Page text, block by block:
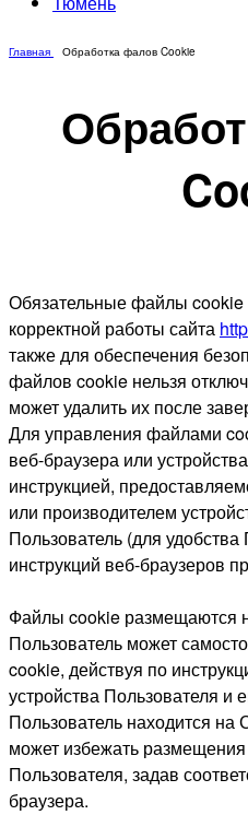
Главная Обработка фалов Cookie
Обязательные файлы
корректной работы сайта
также для обеспечения
файлов cookie нельзя
может удалить их после
Для управления файлами
веб-браузера или
инструкцией,
или производителем
Пользователь (для
инструкций веб-браузеров
Файлы cookie размещаются
Пользователь может
cookie, действуя по
устройства Пользователя и
Пользователь находится на
может избежать
Пользователя, задав
браузера.